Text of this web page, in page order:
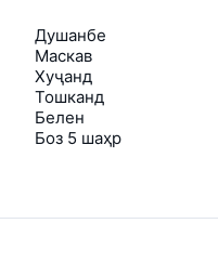
Душанбе
Маскав
Хуҷанд
Тошканд
Белен
Боз 5 шаҳр